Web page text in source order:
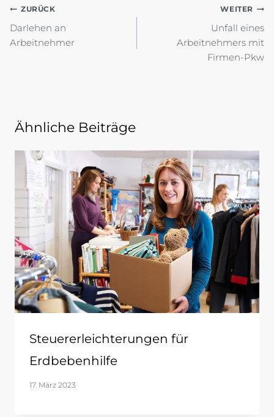
Beitragsnavigation
ZURÜCK
Darlehen an
Arbeitnehmer
WEITER
Unfall eines
Arbeitnehmers mit
Firmen-Pkw
Ähnliche Beiträge
Steuererleichterungen für
Erdbebenhilfe
17. März 2023